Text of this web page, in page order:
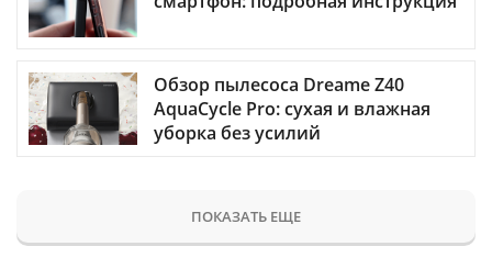
Обзор пылесоса Dreame Z40
AquaCycle Pro: сухая и влажная
уборка без усилий
ПОКАЗАТЬ ЕЩЕ